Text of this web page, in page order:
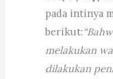
pada intinya
berikut:
melakukan
dilakukan